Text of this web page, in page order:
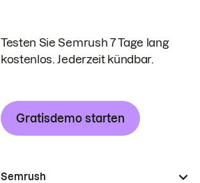
Testen Sie Semrush 7 Tage lang
kostenlos. Jederzeit kündbar.
Gratisdemo starten
Semrush